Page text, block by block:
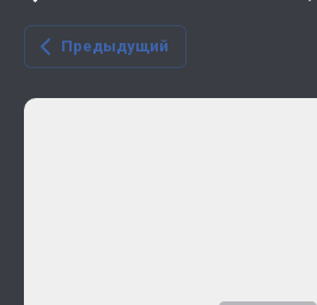
Предыдущий